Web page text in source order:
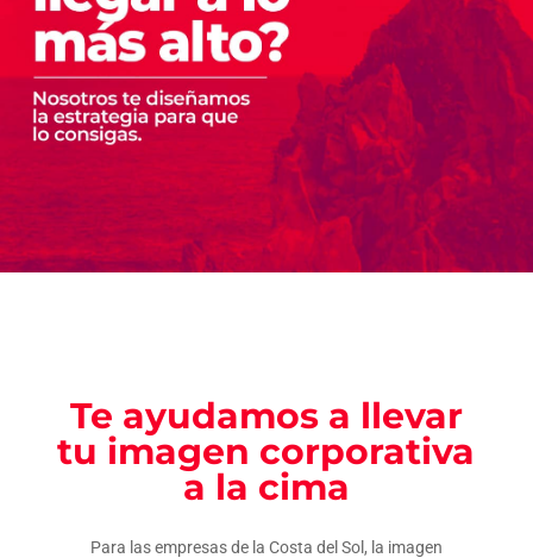
Te ayudamos a llevar
tu imagen corporativa
a la cima
Para las empresas de la Costa del Sol, la imagen